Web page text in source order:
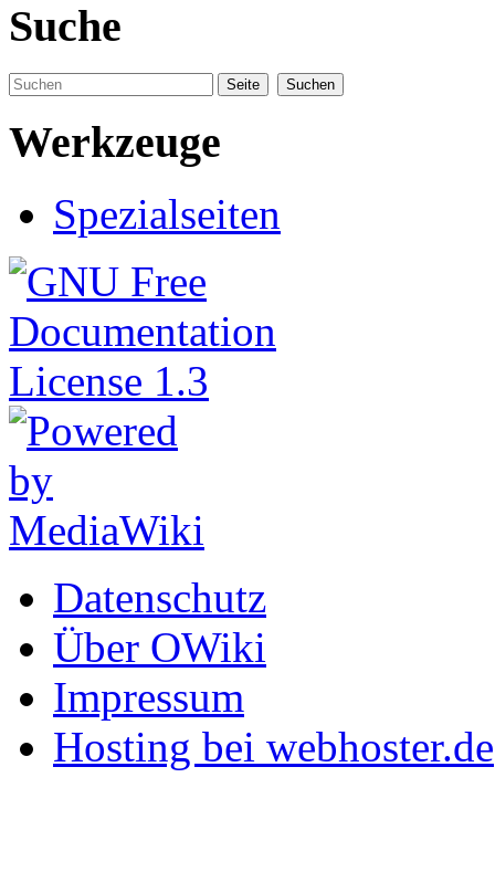
Suche
Werkzeuge
Spezialseiten
Datenschutz
Über OWiki
Impressum
Hosting bei webhoster.de